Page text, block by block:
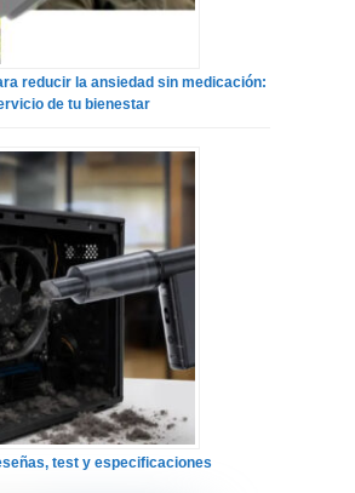
reducir la ansiedad sin medicación:
de tu bienestar
test y especificaciones